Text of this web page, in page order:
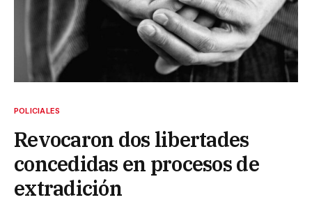
POLICIALES
Revocaron dos libertades
concedidas en procesos de
extradición